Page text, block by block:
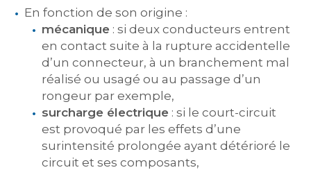
En fonction de son origine :
mécanique : si deux conducteurs entrent
en contact suite à la rupture accidentelle
d’un connecteur, à un branchement mal
réalisé ou usagé ou au passage d’un
rongeur par exemple,
surcharge électrique : si le court-circuit
est provoqué par les effets d’une
surintensité prolongée ayant détérioré le
circuit et ses composants,